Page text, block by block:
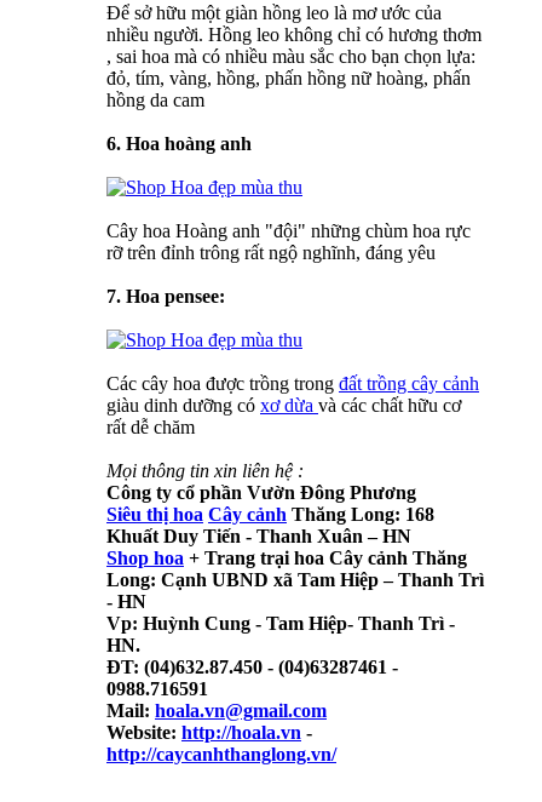
Để sở hữu một giàn hồng leo là mơ ước của
nhiều người. Hồng leo không chỉ có hương thơm
, sai hoa mà có nhiều màu sắc cho bạn chọn lựa:
đỏ, tím, vàng, hồng, phấn hồng nữ hoàng, phấn
hồng da cam
6. Hoa hoàng anh
Cây hoa Hoàng anh "đội" những chùm hoa rực
rỡ trên đỉnh trông rất ngộ nghĩnh, đáng yêu
7. Hoa pensee:
Các cây hoa được trồng trong đất trồng cây cảnh
giàu dinh dưỡng có xơ dừa và các chất hữu cơ
rất dễ chăm
Mọi thông tin xin liên hệ :
Công ty cổ phần Vườn Đông Phương
Siêu thị hoa Cây cảnh Thăng Long: 168
Khuất Duy Tiến - Thanh Xuân – HN
Shop hoa + Trang trại hoa Cây cảnh Thăng
Long: Cạnh UBND xã Tam Hiệp – Thanh Trì
- HN
Vp: Huỳnh Cung - Tam Hiệp- Thanh Trì -
HN.
ĐT: (04)632.87.450 - (04)63287461 -
0988.716591
Mail: hoala.vn@gmail.com
Website: http://hoala.vn -
http://caycanhthanglong.vn/